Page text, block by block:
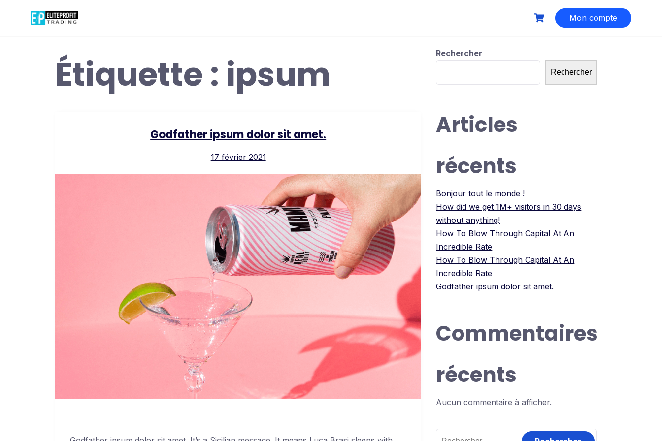
Mon compte
Étiquette : ipsum
Godfather ipsum dolor sit amet.
17 février 2021
Rechercher
Rechercher
Articles
récents
Bonjour tout le monde !
How did we get 1M+ visitors in 30 days
without anything!
How To Blow Through Capital At An
Incredible Rate
How To Blow Through Capital At An
Incredible Rate
Godfather ipsum dolor sit amet.
Commentaires
récents
Aucun commentaire à afficher.